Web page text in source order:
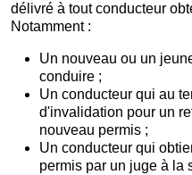
délivré à tout conducteur
Notamment :
Un nouveau ou un
conduire ;
Un conducteur qui au
d'invalidation pour un
nouveau permis ;
Un conducteur qui
permis par un juge à la